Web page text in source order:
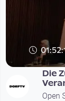
Die
Open